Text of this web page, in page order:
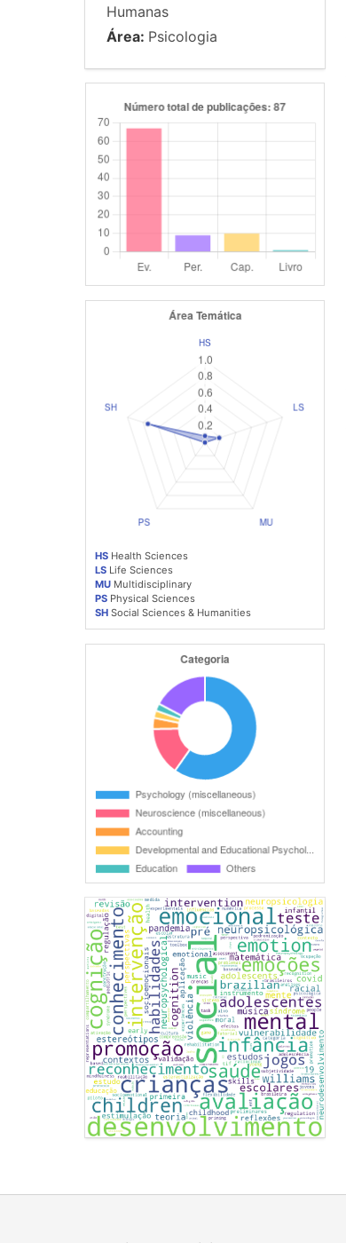
Humanas
Área: Psicologia
HS Health Sciences
LS Life Sciences
MU Multidisciplinary
PS Physical Sciences
SH Social Sciences & Humanities